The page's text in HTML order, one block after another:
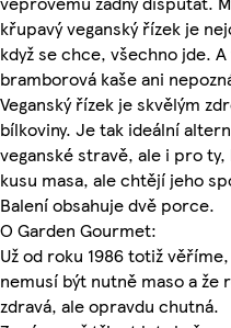
křupavý veganský řízek je
když se chce, všechno jde.
bramborová kaše ani
Veganský řízek je skvělým
bílkoviny. Je tak ideální
veganské stravě, ale i pro
kusu masa, ale chtějí jeho
Balení obsahuje dvě porce.
O Garden Gourmet:
Už od roku 1986 totiž
nemusí být nutně maso a že
zdravá, ale opravdu chutná.